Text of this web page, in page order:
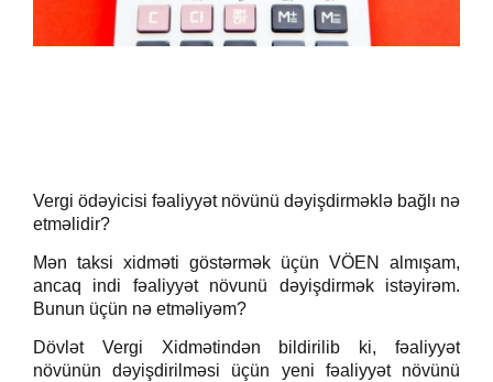
Vergi ödəyicisi fəaliyyət növünü dəyişdirməklə bağlı nə
etməlidir?
Mən taksi xidməti göstərmək üçün VÖEN almışam,
ancaq indi fəaliyyət növunü dəyişdirmək istəyirəm.
Bunun üçün nə etməliyəm?
Dövlət Vergi Xidmətindən bildirilib ki, fəaliyyət
növünün dəyişdirilməsi üçün yeni fəaliyyət növünü